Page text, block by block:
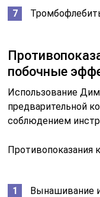
побочные
Использование
предварительной
соблюдением
Противопоказания
Вынашивание